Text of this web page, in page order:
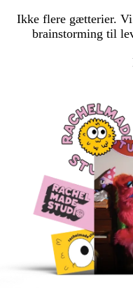
Ikke flere gætterier. Vi
brainstorming til